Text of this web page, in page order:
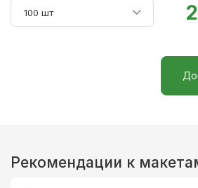
100 шт
Рекомендации к